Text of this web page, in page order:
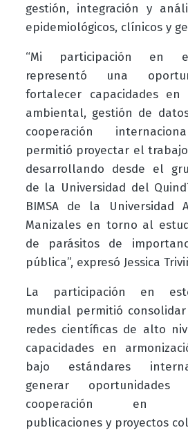
gestión, integración y
epidemiológicos, clínicos y
“Mi participación en
representó una
fortalecer capacidades en
ambiental, gestión de
cooperación
permitió proyectar el
desarrollando desde el
de la Universidad del
BIMSA de la Universidad
Manizales en torno al
de parásitos de
pública”, expresó Jessica
La participación en
mundial permitió
redes científicas de alto
capacidades en
bajo estándares
generar
cooperación en
publicaciones y proyectos